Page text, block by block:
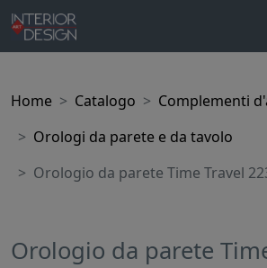
Home Catalogo
Complementi
Orologi da parete e da tavolo
Orologio da parete Time Travel
Orologio da parete